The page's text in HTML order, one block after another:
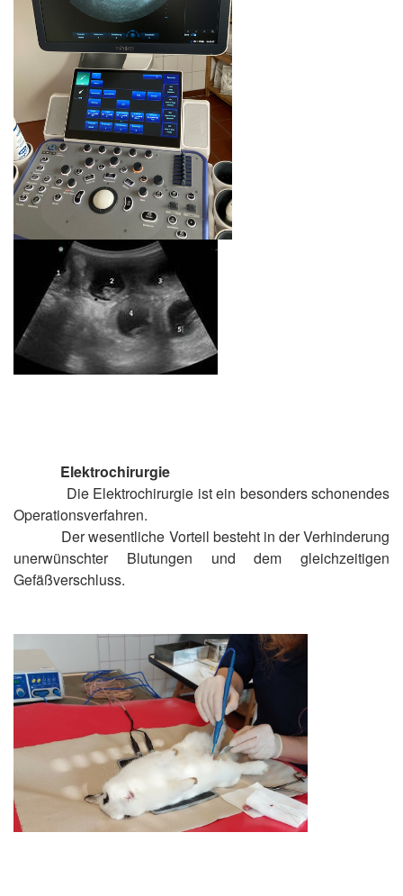
Elektrochirurgie
Die Elektrochirurgie ist ein besonders schonendes
Operationsverfahren.
Der wesentliche Vorteil besteht in der Verhinderung
unerwünschter Blutungen und dem gleichzeitigen
Gefäßverschluss.